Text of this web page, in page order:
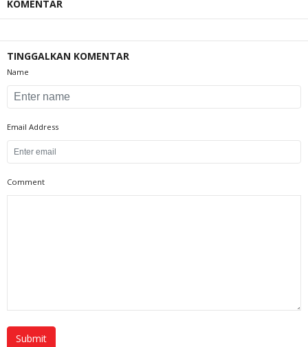
KOMENTAR
TINGGALKAN KOMENTAR
Name
Email Address
Comment